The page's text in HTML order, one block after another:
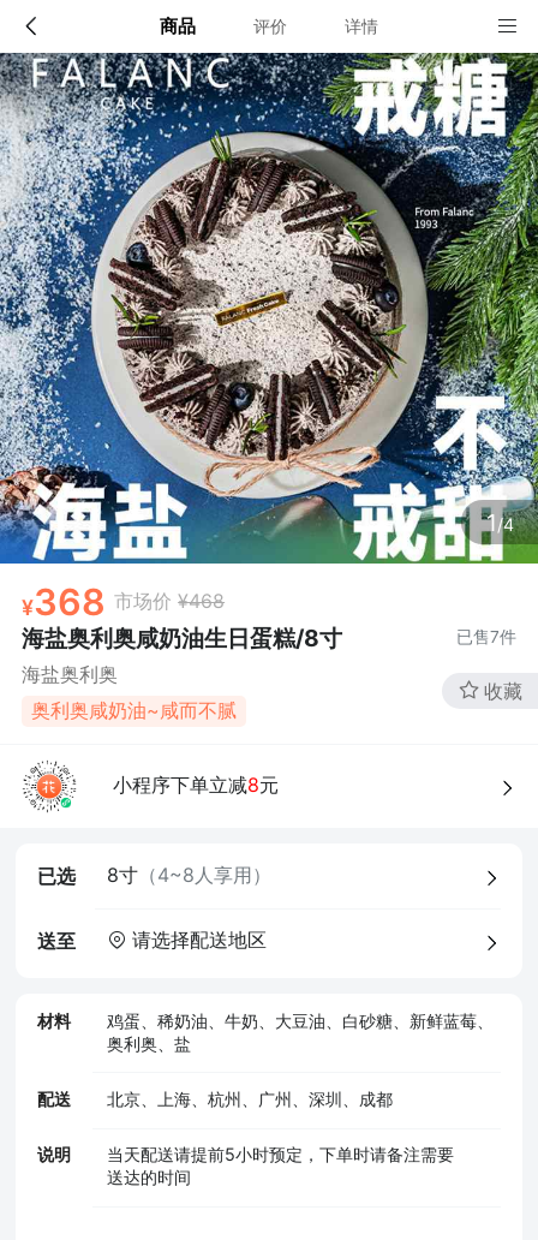
商品 评价 详情
1/4
368 市场价 ¥468
海盐奥利奥咸奶油生日蛋糕/8寸 已售7件
海盐奥利奥
奥利奥咸奶油~咸而不腻
收藏
小程序下单立减8元
已选 8寸（4~8人享用）
送至 请选择配送地区
材料
鸡蛋、稀奶油、牛奶、大豆油、白砂糖、新鲜蓝莓、
奥利奥、盐
配送 北京、上海、杭州、广州、深圳、成都
说明
当天配送请提前5小时预定，下单时请备注需要
送达的时间
配送说明
北京、上海、杭州、广州、深圳、成都
确定
店铺信息
1、品牌类别
FALANCCAKE蛋糕
2、店铺地址
广东省深圳市龙岗区坂田街道大发埔社区大发路27号龙璧工业区15
栋一层
3、营业执照
4、食品经营许可证